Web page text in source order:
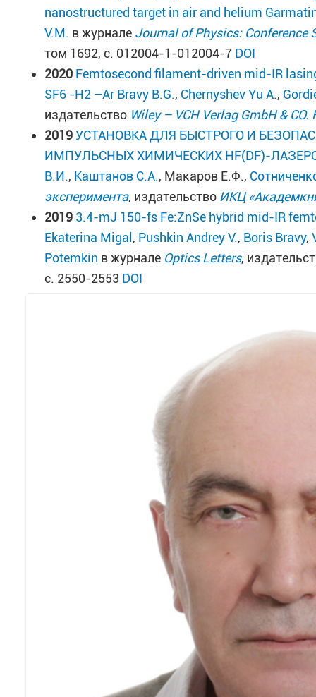
nanostructured target in air and helium
V.M. в журнале Journal of Physics: Conference
том 1692, с. 012004-1-012004-7 DOI
2020 Femtosecond filament-driven mid-IR
SF6 -H2 –Ar Bravy B.G., Chernyshev Yu A.,
издательство Wiley – VCH Verlag GmbH & CO.
2019УСТАНОВКА ДЛЯ БЫСТРОГО И
ИМПУЛЬСНЫХ ХИМИЧЕСКИХ HF(DF)-
В.И., Каштанов С.А., Макаров Е.Ф.,
эксперимента, издательство ИКЦ
2019 3.4-mJ 150-fs Fe:ZnSe hybrid mid-IR
Ekaterina Migal , Pushkin Andrey V., Boris Bravy,
Potemkin в журнале Optics Letters,
с. 2550-2553 DOI